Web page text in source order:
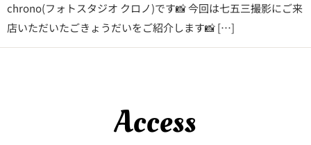
chrono(フォトスタジオ クロノ)です📸 今回は七五三撮影にご来
店いただいたごきょうだいをご紹介します📸 […]
Access